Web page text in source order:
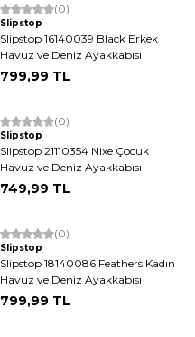
(0)
Slipstop
Slipstop 16140039 Black Erkek
Havuz ve Deniz Ayakkabısı
799,99 TL
Yeni (0)
Slipstop
Slipstop 21110354 Nixe Çocuk
Havuz ve Deniz Ayakkabısı
749,99 TL
Yeni (0)
Slipstop
Slipstop 18140086 Feathers Kadın
Havuz ve Deniz Ayakkabısı
799,99 TL